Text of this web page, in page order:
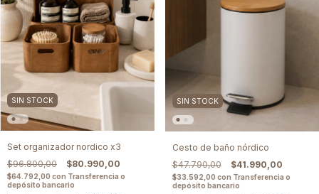
SIN STOCK
Set organizador nordico x3
$96.800,00
$80.990,00
$64.792,00 con Transferencia o
depósito bancario
SIN STOCK
Cesto de baño nórdico
$47.790,00
$41.990,00
$33.592,00 con Transferencia o
depósito bancario